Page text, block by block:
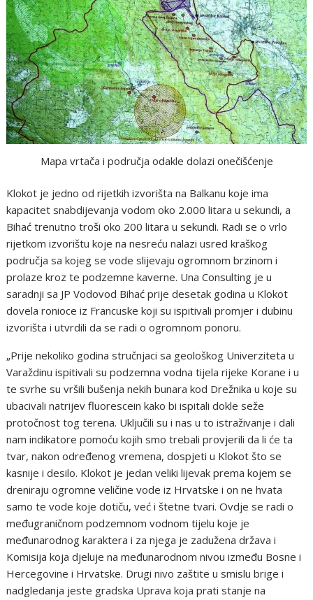
Mapa vrtača i područja odakle dolazi onečišćenje
Klokot je jedno od rijetkih izvorišta na Balkanu koje ima
kapacitet snabdijevanja vodom oko 2.000 litara u sekundi, a
Bihać trenutno troši oko 200 litara u sekundi. Radi se o vrlo
rijetkom izvorištu koje na nesreću nalazi usred kraškog
područja sa kojeg se vode slijevaju ogromnom brzinom i
prolaze kroz te podzemne kaverne. Una Consulting je u
saradnji sa JP Vodovod Bihać prije desetak godina u Klokot
dovela ronioce iz Francuske koji su ispitivali promjer i dubinu
izvorišta i utvrdili da se radi o ogromnom ponoru.
„Prije nekoliko godina stručnjaci sa geološkog Univerziteta u
Varaždinu ispitivali su podzemna vodna tijela rijeke Korane i u
te svrhe su vršili bušenja nekih bunara kod Drežnika u koje su
ubacivali natrijev fluorescein kako bi ispitali dokle seže
protočnost tog terena. Uključili su i nas u to istraživanje i dali
nam indikatore pomoću kojih smo trebali provjerili da li će ta
tvar, nakon određenog vremena, dospjeti u Klokot što se
kasnije i desilo. Klokot je jedan veliki lijevak prema kojem se
dreniraju ogromne veličine vode iz Hrvatske i on ne hvata
samo te vode koje dotiču, već i štetne tvari. Ovdje se radi o
međugraničnom podzemnom vodnom tijelu koje je
međunarodnog karaktera i za njega je zadužena država i
Komisija koja djeluje na međunarodnom nivou između Bosne i
Hercegovine i Hrvatske. Drugi nivo zaštite u smislu brige i
nadgledanja jeste gradska Uprava koja prati stanje na